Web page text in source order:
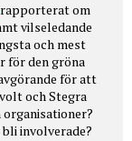
rapporterat om
vilseledande
och mest
för den gröna
för att
och Stegra
organisationer?
involverade?